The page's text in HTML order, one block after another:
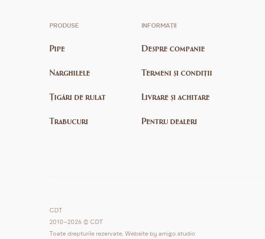
PRODUSE
Pipe
Narghilele
Țigări de rulat
Trabucuri
INFORMAȚII
Despre companie
Termeni și condiții
Livrare și achitare
Pentru dealeri
CDT
2010–2026 © CDT
Toate drepturile rezervate. Website by amigo.studio